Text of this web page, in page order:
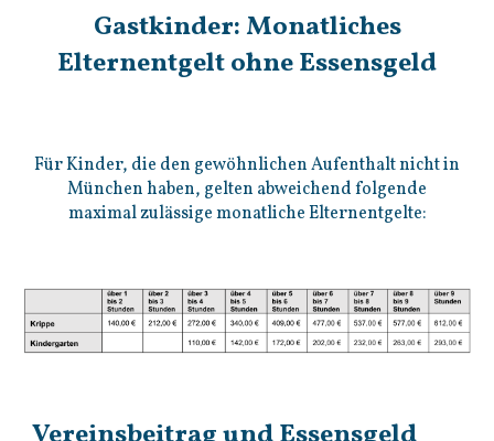
Gastkinder: Monatliches
Elternentgelt ohne Essensgeld
Für Kinder, die den gewöhnlichen Aufenthalt nicht in
München haben, gelten abweichend folgende
maximal zulässige monatliche Elternentgelte: